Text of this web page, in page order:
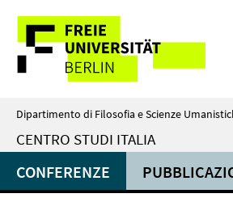
direkt
Inhalt
Service-
Navigation
Dipartimento di Filosofia e Scienze
CENTRO STUDI ITALIA
CONFERENZE